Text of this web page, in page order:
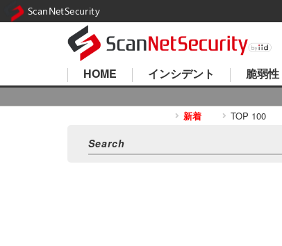
HOME インシデント 脆弱
新着 TOP 100
ScanNetSecurity